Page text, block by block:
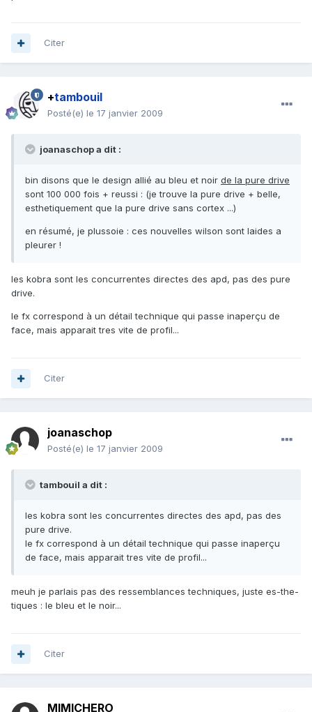
Citer
+tambouil
Posté(e) le 17 janvier 2009
joanaschop a dit :
bin disons que le design allié au bleu et noir de la pure drive
sont 100 000 fois + reussi : (je trouve la pure drive + belle,
esthetiquement que la pure drive sans cortex ...)
en résumé, je plussoie : ces nouvelles wilson sont laides a
pleurer !
les kobra sont les concurrentes directes des apd, pas des pure
drive.
le fx correspond à un détail technique qui passe inaperçu de
face, mais apparait tres vite de profil...
Citer
joanaschop
Posté(e) le 17 janvier 2009
tambouil a dit :
les kobra sont les concurrentes directes des apd, pas des
pure drive.
le fx correspond à un détail technique qui passe inaperçu
de face, mais apparait tres vite de profil...
meuh je parlais pas des ressemblances techniques, juste es-the-
tiques : le bleu et le noir...
Citer
MIMICHERO